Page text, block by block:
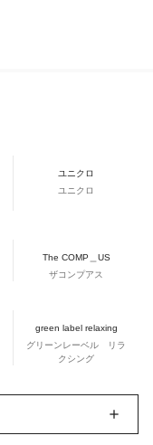
ユニクロ
ユニクロ
The COMP＿US
ザコンプアス
green label relaxing
グリーンレーベル リラ
クシング